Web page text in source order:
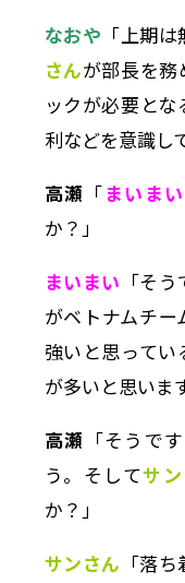
なおや 「上期
さんが部長を
ックが必要と
利などを意識し
高瀬 「 まいまい
か？」
まいまい 「そう
がベトナムチ
強いと思って
が多いと思いま
高瀬 「そうで
う。そしてサ
か？」
サンさん 「落